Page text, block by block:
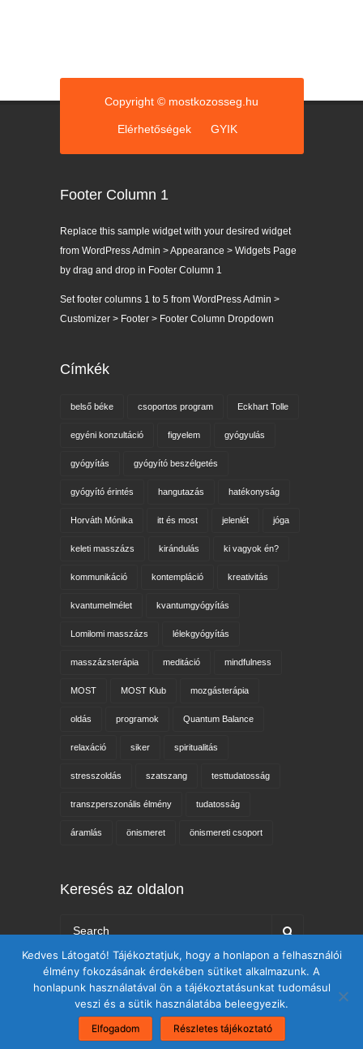
Copyright © mostkozosseg.hu
Elérhetőségek GYIK
Footer Column 1
Replace this sample widget with your desired widget
from WordPress Admin > Appearance > Widgets Page
by drag and drop in Footer Column 1
Set footer columns 1 to 5 from WordPress Admin >
Customizer > Footer > Footer Column Dropdown
Címkék
belső béke csoportos program Eckhart Tolle
egyéni konzultáció figyelem gyógyulás
gyógyítás gyógyító beszélgetés
gyógyító érintés hangutazás hatékonyság
Horváth Mónika itt és most jelenlét jóga
keleti masszázs kirándulás ki vagyok én?
kommunikáció kontempláció kreativitás
kvantumelmélet kvantumgyógyítás
Lomilomi masszázs lélekgyógyítás
masszázsterápia meditáció mindfulness
MOST MOST Klub mozgásterápia
oldás programok Quantum Balance
relaxáció siker spiritualitás
stresszoldás szatszang testtudatosság
transzperszonális élmény tudatosság
áramlás önismeret önismereti csoport
Keresés az oldalon
Kedves Látogató! Tájékoztatjuk, hogy a honlapon a felhasználói
élmény fokozásának érdekében sütiket alkalmazunk. A
honlapunk használatával ön a tájékoztatásunkat tudomásul
veszi és a sütik használatába beleegyezik.
Elfogadom Részletes tájékoztató